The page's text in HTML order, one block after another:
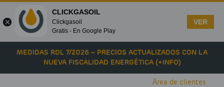
Skip to main content
MEDIDAS RDL 7/2026 – PRECIOS ACTUALIZADOS CON LA
NUEVA FISCALIDAD ENERGÉTICA (+INFO)
Área de clientes
CLICKGASOIL
Clickgasoil
Gratis - En Google Play
VER